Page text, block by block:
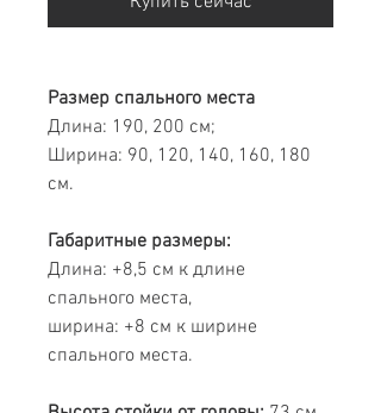
Размер спального места
Длина: 190, 200 см;
Ширина: 90, 120, 140, 160, 180
см.
Габаритные размеры:
Длина: +8,5 см к длине
спального места,
ширина: +8 см к ширине
спального места.